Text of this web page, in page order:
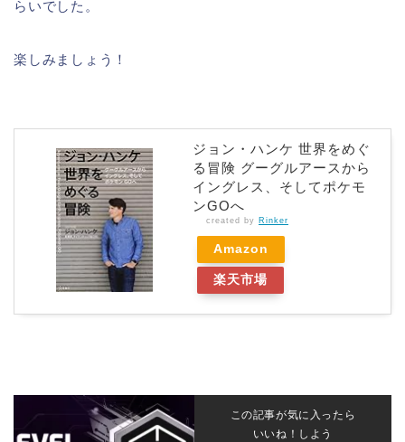
らいでした。
楽しみましょう！
ジョン・ハンケ 世界をめぐ
る冒険 グーグルアースから
イングレス、そしてポケモ
ンGOへ
created by Rinker
Amazon
楽天市場
この記事が気に入ったら
いいね！しよう